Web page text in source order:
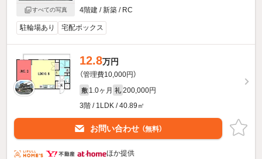
すべての写真
4階建 / 新築 / RC
駐輪場あり 宅配ボックス
12.8万円
（管理費10,000円）
敷 1.0ヶ月 礼 200,000円
3階 / 1LDK / 40.89㎡
お問い合わせ （無料）
ほか提供